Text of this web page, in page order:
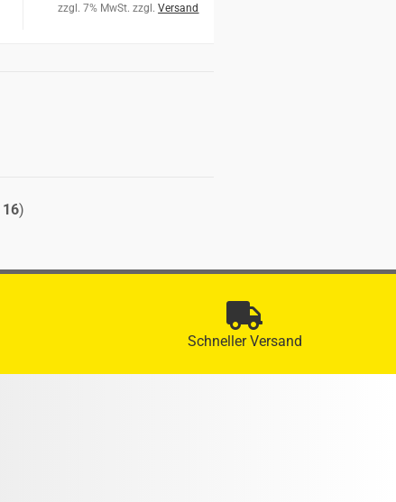
zzgl. 7% MwSt. zzgl.Versand
16)
Schneller Versand